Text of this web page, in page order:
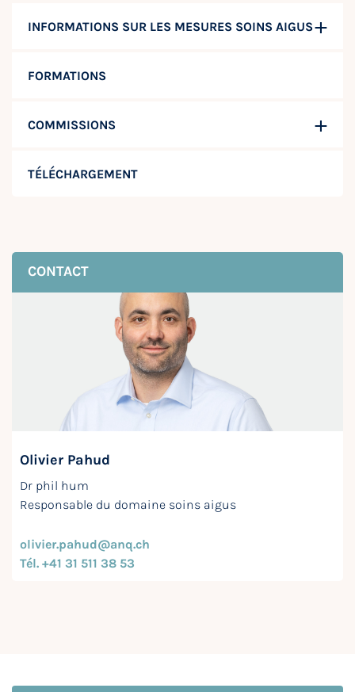
INFORMATIONS SUR LES MESURES SOINS AIGUS
FORMATIONS
COMMISSIONS
TÉLÉCHARGEMENT
CONTACT
Olivier Pahud
Dr phil hum
Responsable du domaine soins aigus
olivier.pahud@anq.ch
Tél. +41 31 511 38 53